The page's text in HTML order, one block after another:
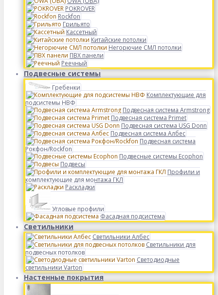
POKROVER
Rockfon
Грильято
Кассетный
Китайские потолки
Негорючие СМЛ потолки
ПВХ панели
Реечный
Подвесные системы
Гребенки
Комплектующие для
подсистемы НВФ
Подвесная система Armstrong
Подвесная система Primet
Подвесная система USG Donn
Подвесная система Албес
Подвесная система
Рокфон/Rockfon
Подвесные системы Ecophon
Подвесы
Профили и
комплектующие для монтажа ГКЛ
Раскладки
Угловые профили
Фасадная подсистема
Светильники
Светильники Албес
Светильники для
подвесных потолков
Светодиодные
светильники Varton
Настенные покрытия